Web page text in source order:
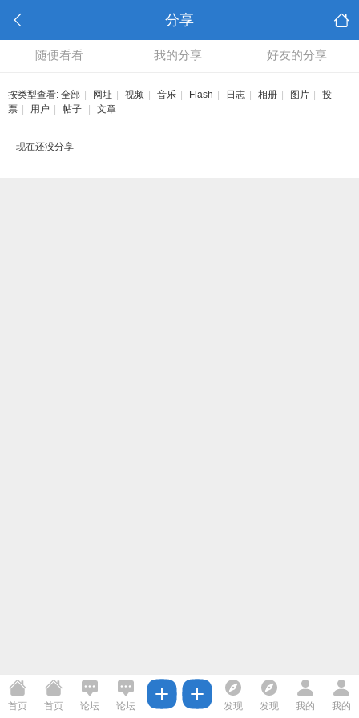
分享
随便看看 我的分享 好友的分享
按类型查看: 全部 网址 视频 音乐 Flash 日志 相册 图片
投
票
用户 帖子 文章
现在还没分享
首页 首页 论坛 论坛 发现 发现 我的 我的